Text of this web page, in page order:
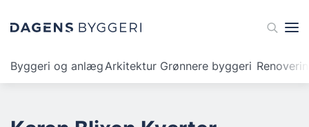
Byggeri og anlægArkitektur Grønnere byggeri